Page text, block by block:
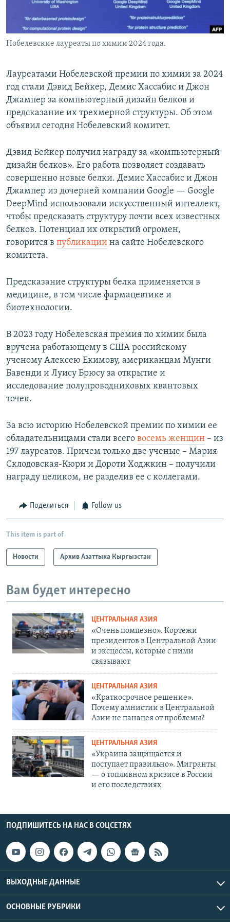
Нобелевские лауреаты по химии 2024 года.
Лауреатами Нобелевской премии по химии за 2024
год стали Дэвид Бейкер, Демис Хассабис и Джон
Джампер за компьютерный дизайн белков и
предсказание их трехмерной структуры. Об этом
объявил сегодня Нобелевский комитет.
Дэвид Бейкер получил награду за «компьютерный
дизайн белков». Его работа позволяет создавать
совершенно новые белки. Демис Хассабис и Джон
Джампер из дочерней компании Google — Google
DeepMind использовали искусственный интеллект,
чтобы предсказать структуру почти всех известных
белков. Потенциал их открытий огромен,
говорится в публикации на сайте Нобелевского
комитета.
Предсказание структуры белка применяется в
медицине, в том числе фармацевтике и
биотехнологии.
В 2023 году Нобелевская премия по химии была
вручена работающему в США российскому
ученому Алексею Екимову, американцам Мунги
Бавенди и Луису Брюсу за открытие и
исследование полупроводниковых квантовых
точек.
За всю историю Нобелевской премии по химии ее
обладательницами стали всего восемь женщин – из
197 лауреатов. Причем только две ученые – Мария
Склодовская-Кюри и Дороти Ходжкин – получили
награду целиком, не разделив ее с коллегами.
Поделиться Follow us
This item is part of
Новости Архив Азаттыка Кыргызстан
Вам будет интересно
ЦЕНТРАЛЬНАЯ АЗИЯ
«Очень помпезно». Кортежи
президентов в Центральной Азии
и эксцессы, которые с ними
связывают
ЦЕНТРАЛЬНАЯ АЗИЯ
«Краткосрочное решение».
Почему амнистии в Центральной
Азии не панацея от проблемы?
ЦЕНТРАЛЬНАЯ АЗИЯ
«Украина защищается и
поступает правильно». Мигранты
— о топливном кризисе в России
и его последствиях
ПОДПИШИТЕСЬ НА НАС В СОЦСЕТЯХ
ВЫХОДНЫЕ ДАННЫЕ
ОСНОВНЫЕ РУБРИКИ